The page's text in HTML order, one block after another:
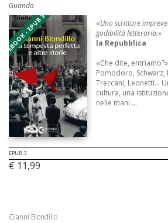
Guanda
EBOOK - EPUB 3 «Uno scrittore
godibilità letteraria.»
la Repubblica
«Che dite,
Pomodoro,
Treccani, Leonetti…
cultura, una
nelle mani ...
EPUB 3
€ 11,99
Gianni Biondillo